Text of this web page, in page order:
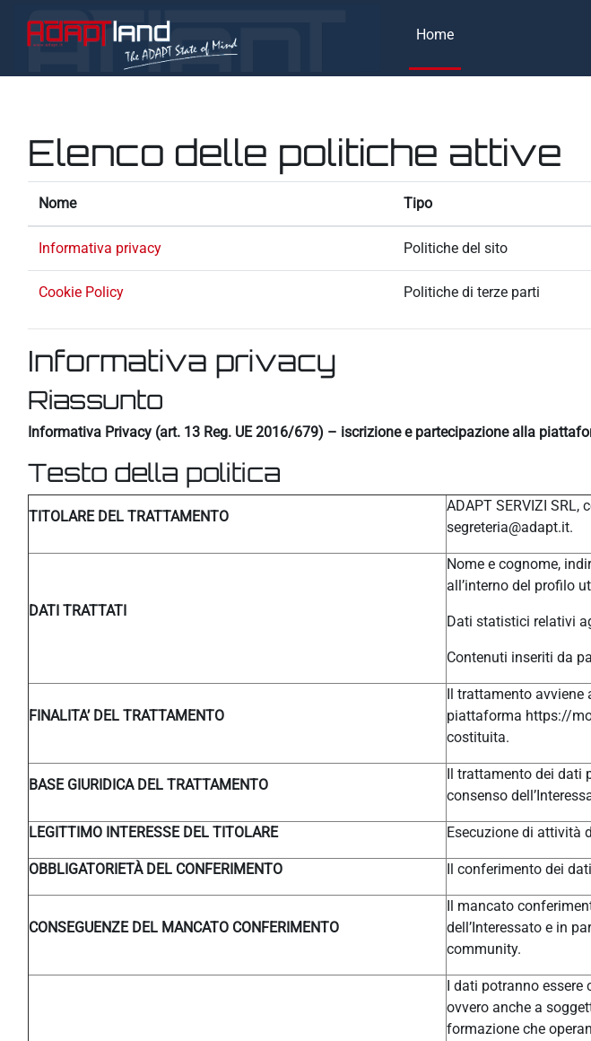
Home
Elenco delle politiche attive
Nome Tipo
Informativa privacy Politiche del sito
Cookie Policy Politiche di terze parti
Informativa privacy
Riassunto
Informativa Privacy (art. 13 Reg. UE 2016/679) – iscrizione e partecipazione alla
Testo della politica
TITOLARE DEL TRATTAMENTO
ADAPT SERVIZI
segreteria@adapt.it.
DATI TRATTATI
Nome e cognome,
all’interno del profilo
Dati statistici relativi
Contenuti inseriti da
FINALITA’ DEL TRATTAMENTO
Il trattamento avviene
piattaforma https://
costituita.
BASE GIURIDICA DEL TRATTAMENTO
Il trattamento dei dati
consenso
LEGITTIMO INTERESSE DEL TITOLARE Esecuzione di attività
OBBLIGATORIETÀ DEL CONFERIMENTO Il conferimento dei
CONSEGUENZE DEL MANCATO CONFERIMENTO
Il mancato
dell’Interessato e in
community.
I dati potranno essere
ovvero anche a
formazione che